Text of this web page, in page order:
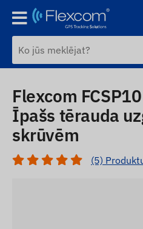
Flexcom
Īpašs tērauda
skrūvēm
(5)